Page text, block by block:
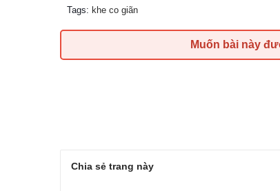
Tags: khe co giãn
Muốn bài này
Chia sẻ trang này